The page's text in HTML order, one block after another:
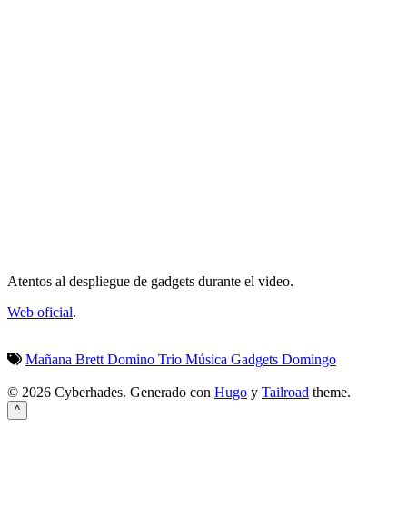
Atentos al despliegue de gadgets durante el video.
Web oficial.
Mañana Brett Domino Trio Música Gadgets Domingo
© 2026 Cyberhades. Generado con Hugo y Tailroad theme.
^